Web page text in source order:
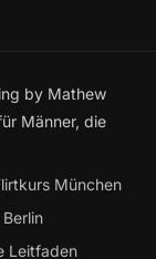
by Mathew
Männer, die
München
Leitfaden